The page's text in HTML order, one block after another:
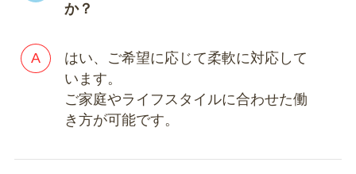
か？
はい、ご希望に応じて柔軟に対応して
います。
ご家庭やライフスタイルに合わせた働
き方が可能です。